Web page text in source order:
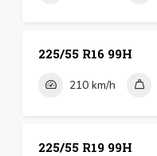
225/55 R16 99H
210 km/h
225/55 R19 99H